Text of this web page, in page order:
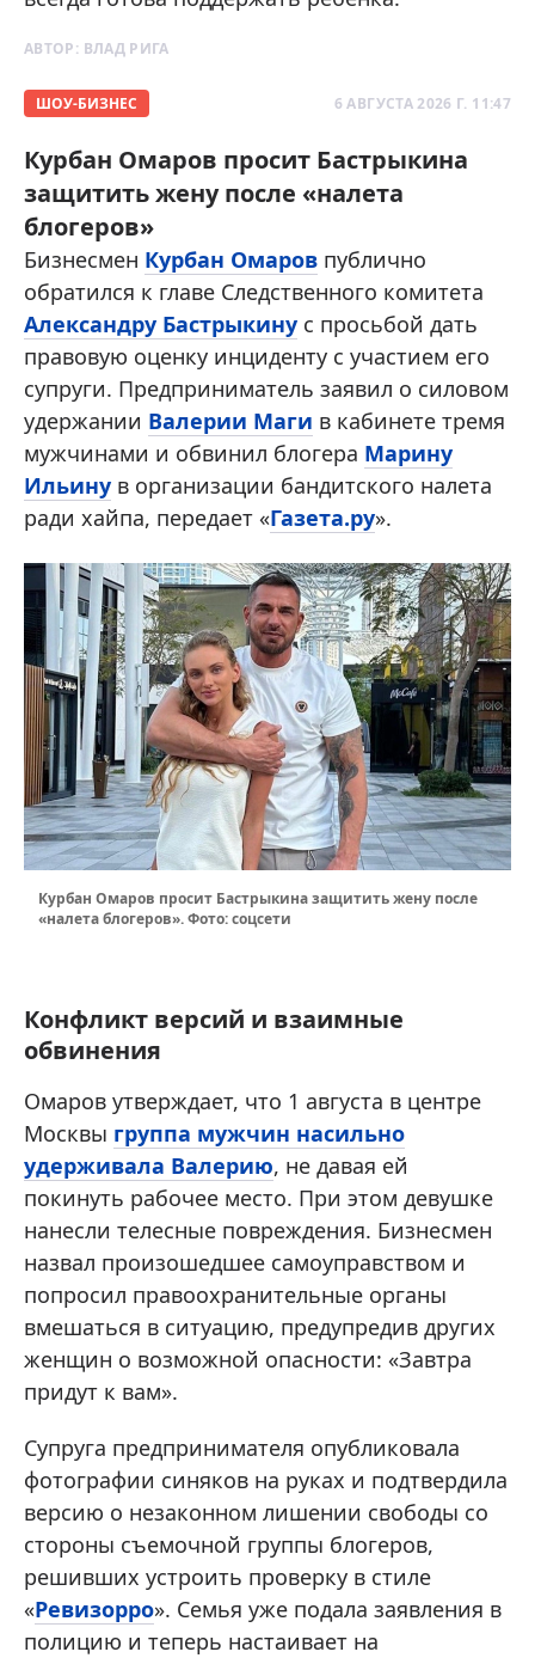
АВТОР: ВЛАД РИГА
ШОУ-БИЗНЕС 6 АВГУСТА 2026 Г. 11:47
Курбан Омаров просит Бастрыкина
защитить жену после «налета
блогеров»
Бизнесмен Курбан Омаров публично
обратился к главе Следственного комитета
Александру Бастрыкину с просьбой дать
правовую оценку инциденту с участием его
супруги. Предприниматель заявил о силовом
удержании Валерии Маги в кабинете тремя
мужчинами и обвинил блогера Марину
Ильину в организации бандитского налета
ради хайпа, передает «Газета.ру».
Курбан Омаров просит Бастрыкина защитить жену после
«налета блогеров». Фото: соцсети
Конфликт версий и взаимные
обвинения
Омаров утверждает, что 1 августа в центре
Москвы группа мужчин насильно
удерживала Валерию, не давая ей
покинуть рабочее место. При этом девушке
нанесли телесные повреждения. Бизнесмен
назвал произошедшее самоуправством и
попросил правоохранительные органы
вмешаться в ситуацию, предупредив других
женщин о возможной опасности: «Завтра
придут к вам».
Супруга предпринимателя опубликовала
фотографии синяков на руках и подтвердила
версию о незаконном лишении свободы со
стороны съемочной группы блогеров,
решивших устроить проверку в стиле
«Ревизорро». Семья уже подала заявления в
полицию и теперь настаивает на